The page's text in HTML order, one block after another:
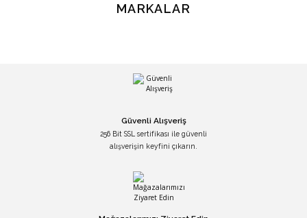
MARKALAR
Güvenli Alışveriş
256 Bit SSL sertifikası ile güvenli
alışverişin keyfini çıkarın.